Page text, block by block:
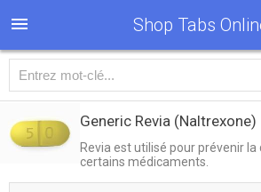
Shop Tabs
Generic Revia (Naltrexone)
Revia est utilisé pour prévenir
certains médicaments.